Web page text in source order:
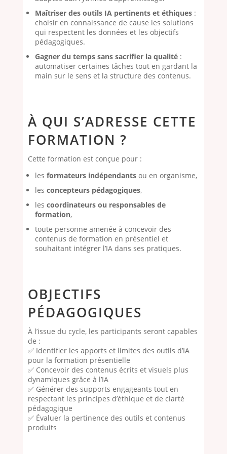
Maîtriser des outils IA pertinents et éthiques:
choisir en connaissance de cause les solutions
qui respectent les données et les objectifs
pédagogiques.
Gagner du temps sans sacrifier la qualité:
automatiser certaines tâches tout en gardant la
main sur le sens et la structure des contenus.
À QUI S’ADRESSE CETTE
FORMATION ?
Cette formation est conçue pour :
les formateurs indépendantsou en organisme,
les concepteurs pédagogiques,
les coordinateurs ou responsables de
formation,
toute personne amenée à concevoir des
contenus de formation en présentiel et
souhaitant intégrer l’IA dans ses pratiques.
OBJECTIFS
PÉDAGOGIQUES
À l’issue du cycle, les participants seront capables
de :
✅ Identifier les apports et limites des outils d’IA
pour la formation présentielle
✅ Concevoir des contenus écrits et visuels plus
dynamiques grâce à l’IA
✅ Générer des supports engageants tout en
respectant les principes d’éthique et de clarté
pédagogique
✅ Évaluer la pertinence des outils et contenus
produits